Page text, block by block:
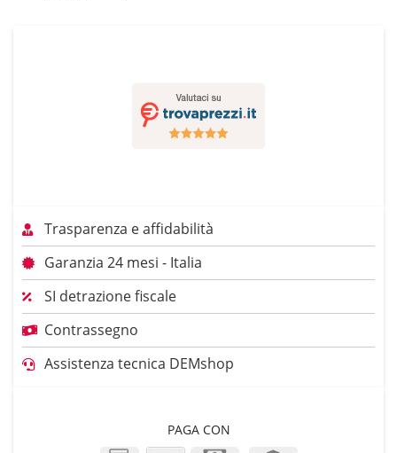
Trasparenza e affidabilità
Garanzia 24 mesi - Italia
SI detrazione fiscale
Contrassegno
Assistenza tecnica DEMshop
PAGA CON